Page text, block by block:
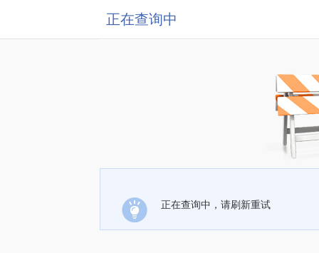
正在查询中
正在查询中，请刷新重试